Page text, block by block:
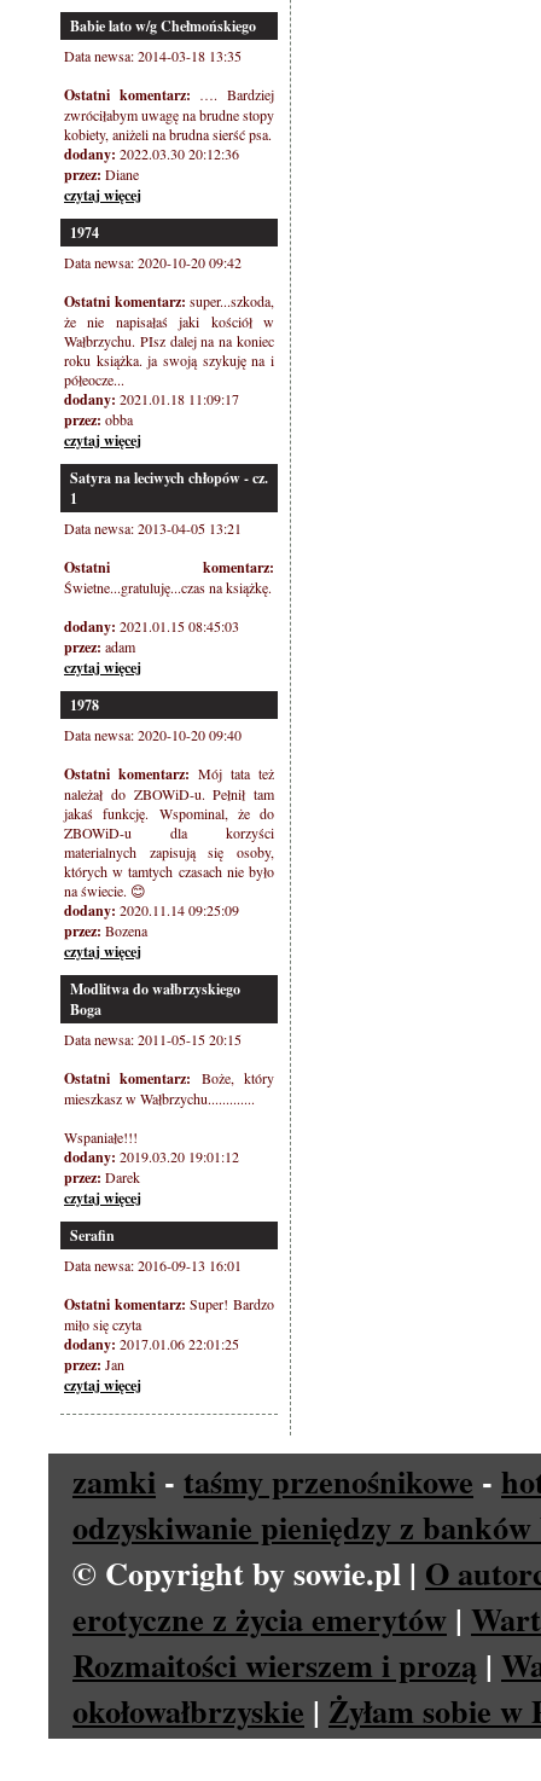
Babie lato w/g Chełmońskiego
Data newsa: 2014-03-18 13:35
Ostatni komentarz: …. Bardziej
zwróciłabym uwagę na brudne stopy
kobiety, aniżeli na brudna sierść psa.
dodany: 2022.03.30 20:12:36
przez: Diane
czytaj więcej
1974
Data newsa: 2020-10-20 09:42
Ostatni komentarz: super...szkoda,
że nie napisałaś jaki kościół w
Wałbrzychu. PIsz dalej na na koniec
roku książka. ja swoją szykuję na i
półeocze...
dodany: 2021.01.18 11:09:17
przez: obba
czytaj więcej
Satyra na leciwych chłopów - cz.
1
Data newsa: 2013-04-05 13:21
Ostatni komentarz:
Świetne...gratuluję...czas na książkę.
dodany: 2021.01.15 08:45:03
przez: adam
czytaj więcej
1978
Data newsa: 2020-10-20 09:40
Ostatni komentarz: Mój tata też
należał do ZBOWiD-u. Pełnił tam
jakaś funkcję. Wspominal, że do
ZBOWiD-u dla korzyści
materialnych zapisują się osoby,
których w tamtych czasach nie było
na świecie. 😊
dodany: 2020.11.14 09:25:09
przez: Bozena
czytaj więcej
Modlitwa do wałbrzyskiego
Boga
Data newsa: 2011-05-15 20:15
Ostatni komentarz: Boże, który
mieszkasz w Wałbrzychu.............
Wspaniałe!!!
dodany: 2019.03.20 19:01:12
przez: Darek
czytaj więcej
Serafin
Data newsa: 2016-09-13 16:01
Ostatni komentarz: Super! Bardzo
miło się czyta
dodany: 2017.01.06 22:01:25
przez: Jan
czytaj więcej
zamki - taśmy przenośnikowe -
odzyskiwanie pieniędzy z banków
© Copyright by sowie.pl | O
erotyczne z życia emerytów |
Rozmaitości wierszem i prozą |
okołowałbrzyskie | Żyłam sobie